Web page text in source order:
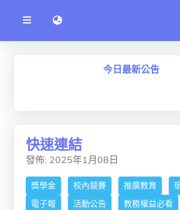
公
告
系
人文社社會學院
電機通訊學院
醫護學院
語言切換 language switch
今日最新公告
快速連結
發佈: 2025年1月08日
獎學金 校內競賽 推廣教育
電子報
活動公告 教務權益必看